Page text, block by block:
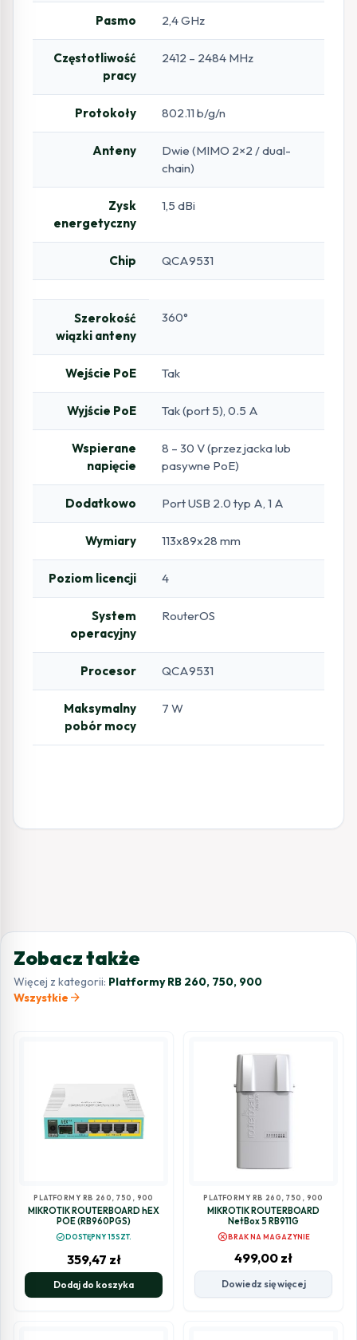
Pasmo 2,4 GHz
Częstotliwość
pracy
2412 – 2484 MHz
Protokoły 802.11 b/g/n
Anteny
Dwie (MIMO 2×2 / dual-
chain)
Zysk
energetyczny
1,5 dBi
Chip QCA9531
Szerokość
wiązki anteny
360°
Wejście PoE Tak
Wyjście PoE Tak (port 5), 0.5 A
Wspierane
napięcie
8 – 30 V (przez jacka lub
pasywne PoE)
Dodatkowo Port USB 2.0 typ A, 1 A
Wymiary 113x89x28 mm
Poziom licencji 4
System
operacyjny
RouterOS
Procesor QCA9531
Maksymalny
pobór mocy
7 W
Zobacz także
Więcej z kategorii: Platformy RB 260, 750, 900
Wszystkie arrow_forward
PLATFORMY RB 260, 750, 900
MIKROTIK ROUTERBOARD hEX
POE (RB960PGS)
check_circleDOSTĘPNY 15SZT.
359,47 zł
Dodaj do koszyka
PLATFORMY RB 260, 750, 900
MIKROTIK ROUTERBOARD
NetBox 5 RB911G
cancelBRAK NA MAGAZYNIE
499,00 zł
Dowiedz się więcej